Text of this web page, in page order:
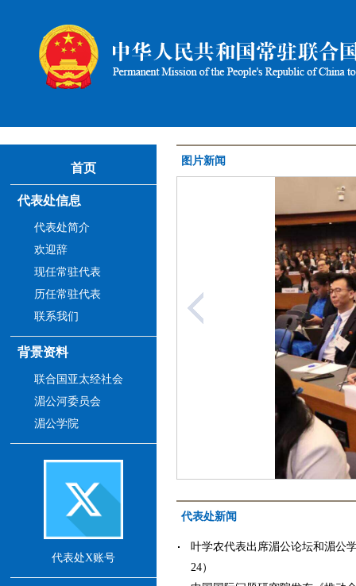
首页
代表处信息
代表处简介
欢迎辞
现任常驻代表
历任常驻代表
联系我们
背景资料
联合国亚太经社会
湄公河委员会
湄公学院
代表处X账号
图片新闻
代表处新闻
叶学农代表出席湄公论坛和湄公
24）